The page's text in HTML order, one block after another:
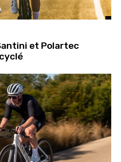
et Polartec